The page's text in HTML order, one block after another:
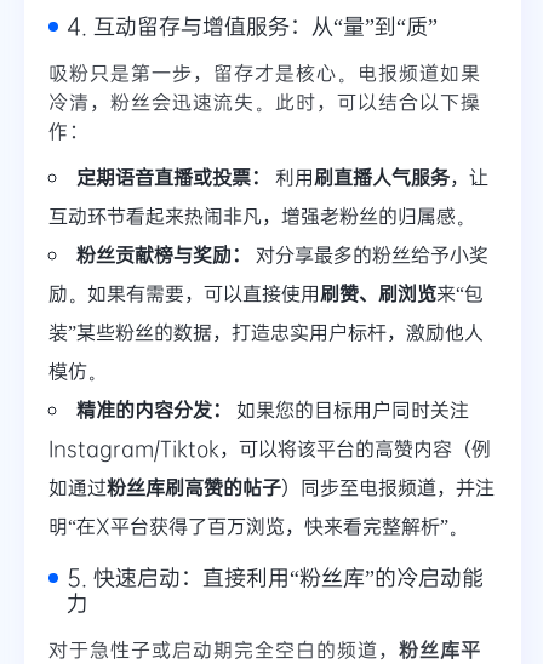
4. 互动留存与增值服务：从“量”到“质”
吸粉只是第一步，留存才是核心。电报频道如果
冷清，粉丝会迅速流失。此时，可以结合以下操
作：
定期语音直播或投票：
利用刷直播人气服务，让
互动环节看起来热闹非凡，增强老粉丝的归属感。
粉丝贡献榜与奖励：
对分享最多的粉丝给予小奖
励。如果有需要，可以直接使用刷赞、刷浏览来“包
装”某些粉丝的数据，打造忠实用户标杆，激励他人
模仿。
精准的内容分发：
如果您的目标用户同时关注
Instagram/Tiktok，可以将该平台的高赞内容（例
如通过粉丝库刷高赞的帖子）同步至电报频道，并注
明“在X平台获得了百万浏览，快来看完整解析”。
5. 快速启动：直接利用“粉丝库”的冷启动能
力
对于急性子或启动期完全空白的频道， 粉丝库平